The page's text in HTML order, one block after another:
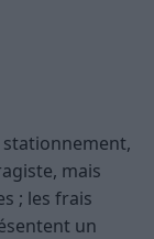
stationnement,
mais
; les frais
un